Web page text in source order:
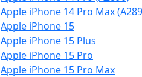
Apple iPhone 14 Pro Max
Apple iPhone 15
Apple iPhone 15 Plus
Apple iPhone 15 Pro
Apple iPhone 15 Pro Max